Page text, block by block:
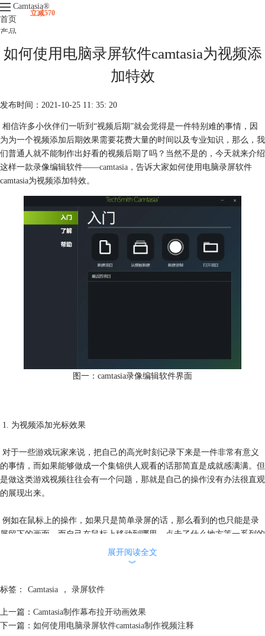
Camtasia®
首页
产品
下载
升级
立减570
如何使用电脑录屏软件camtasia为视频添
加特效
发布时间：2021-10-25 11: 35: 20
相信许多小伙伴们一听到“视频后期”就会觉得是一件特别难的事情，因
为为一个视频添加后期效果需要花费大量的时间以及专业知识，那么，我
们普通人就不能制作出好看的视频后期了吗？当然不是的，今天就来介绍
这样一款录像编辑软件——camtasia ，告诉大家如何使用电脑录屏软件
camtasia为视频添加特效。
图一：camtasia录像编辑软件界面
1. 为视频添加光标效果
对于一些游戏玩家来说，把自己的高光时刻记录下来是一件非常有意义
的事情，而如果能够做成一个集锦供人观看的话那简直是成就感满满。但
是做这类游戏视频往往会有一个问题，那就是自己的操作没有办法很直观
的展现出来。
例如在鼠标上的操作，如果只是简单录屏的话，那么看到的也只能是录
屏留下的画面，而自己在鼠标上移动到哪里、点击了什么地方等一系列的
具体操作很难看到，为了解决这个问题，camtasia有一个为视频添加光标
以本台电脑为例，本台电脑采用的是Windows10系统，camtasia版本为
们就能够发现有许多针对鼠标光标的设置，有针对鼠标移动的特效效果和
针对鼠标左右键的特效效果，我们只需要选中自己喜欢的效果，将它拖动
展开阅读全文
︾
标签： Camtasia ， 录屏软件
上一篇： Camtasia制作幕布拉开动画效果
下一篇： 如何使用电脑录屏软件camtasia制作视频注释